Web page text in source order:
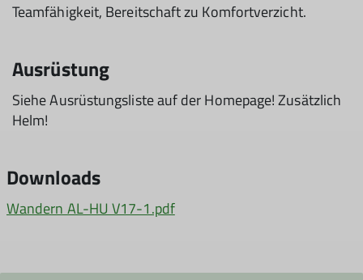
Teamfähigkeit, Bereitschaft zu Komfortverzicht.
Ausrüstung
Siehe Ausrüstungsliste auf der Homepage! Zusätzlich
Helm!
Downloads
Wandern AL-HU V17-1.pdf